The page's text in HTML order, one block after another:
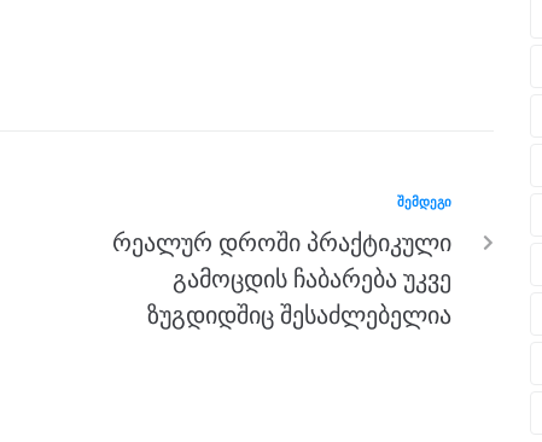
ᲨᲔᲛᲓᲔᲒᲘ
რეალურ დროში პრაქტიკული
გამოცდის ჩაბარება უკვე
ზუგდიდშიც შესაძლებელია